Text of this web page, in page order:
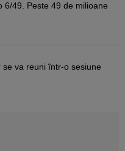
6/49. Peste 49 de milioane
va reuni într-o sesiune